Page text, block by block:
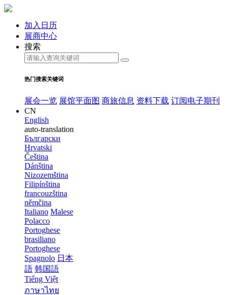
加入日历
展商中心
搜索
热门搜索关键词
展会一览 展馆平面图 商旅信息 资料下载 订阅电子期刊
CN
English
auto-translation
Български
Hrvatski
Čeština
Dánština
Nizozemština
Filipínština
francouzština
němčina
Italiano Malese
Polacco
Portoghese
brasiliano
Portoghese
Spagnolo 日本
語 韩国語
Tiếng Việt
ภาษาไทย